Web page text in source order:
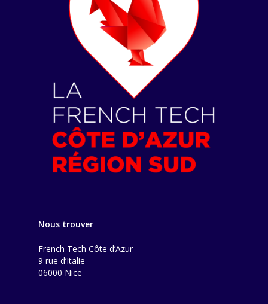
Nous trouver
French Tech Côte d’Azur
9 rue d’Italie
06000 Nice